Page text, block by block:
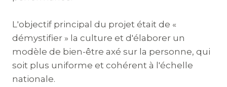
L'objectif principal du projet était de «
démystifier » la culture et d'élaborer un
modèle de bien-être axé sur la personne, qui
soit plus uniforme et cohérent à l'échelle
nationale.